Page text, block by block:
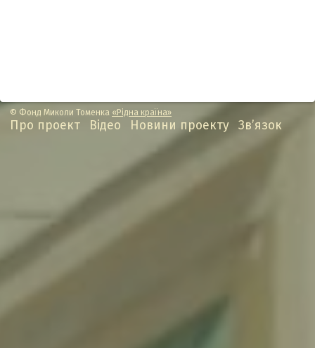
Про проект Відео Новини проекту Зв’язок
© Фонд Миколи Томенка «Рідна країна»